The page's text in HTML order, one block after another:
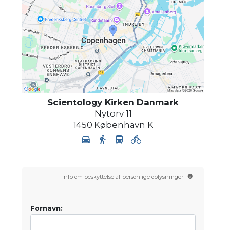
Scientology Kirken Danmark
Nytorv 11
1450 København K
Info om beskyttelse af personlige oplysninger
Fornavn: